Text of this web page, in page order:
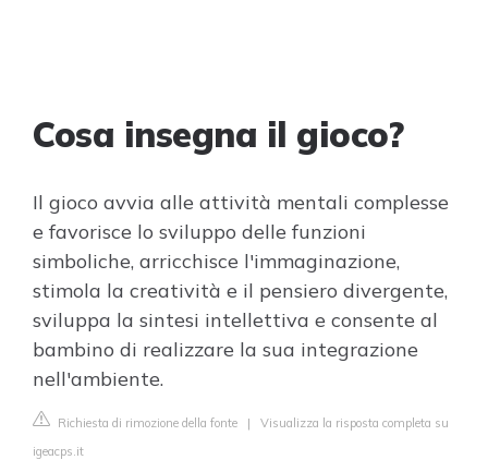
Cosa insegna il gioco?
Il gioco avvia alle attività mentali complesse
e favorisce lo sviluppo delle funzioni
simboliche, arricchisce l'immaginazione,
stimola la creatività e il pensiero divergente,
sviluppa la sintesi intellettiva e consente al
bambino di realizzare la sua integrazione
nell'ambiente.
Richiesta di rimozione della fonte | Visualizza la risposta completa su
igeacps.it